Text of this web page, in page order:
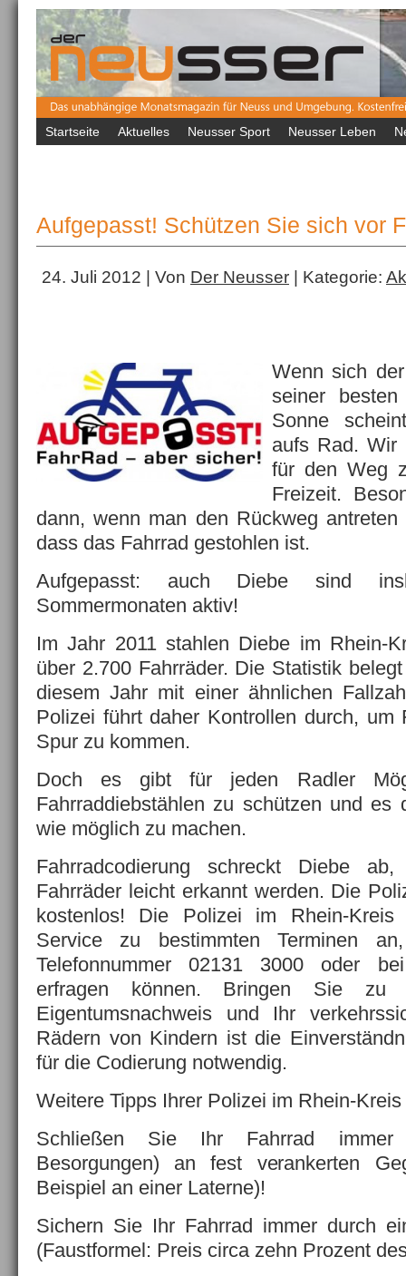
Startseite Aktuelles Neusser Sport Neusser Leben
Aufgepasst! Schützen Sie sich vor
24. Juli 2012 | Von Der Neusser | Kategorie:
Wenn sich
seiner
Sonne
aufs Rad. Wir
für den Weg
Freizeit.
dann, wenn man den Rückweg
dass das Fahrrad gestohlen ist.
Aufgepasst: auch Diebe sind
Sommermonaten aktiv!
Im Jahr 2011 stahlen Diebe im Rhein-
über 2.700 Fahrräder. Die Statistik
diesem Jahr mit einer ähnlichen
Polizei führt daher Kontrollen durch, um
Spur zu kommen.
Doch es gibt für jeden Radler
Fahrraddiebstählen zu schützen und es
wie möglich zu machen.
Fahrradcodierung schreckt Diebe
Fahrräder leicht erkannt werden. Die
kostenlos! Die Polizei im Rhein-
Service zu bestimmten Terminen
Telefonnummer 02131 3000 oder
erfragen können. Bringen Sie zu
Eigentumsnachweis und Ihr
Rädern von Kindern ist die
für die Codierung notwendig.
Weitere Tipps Ihrer Polizei im Rhein-
Schließen Sie Ihr Fahrrad
Besorgungen) an fest verankerten
Beispiel an einer Laterne)!
Sichern Sie Ihr Fahrrad immer durch
(Faustformel: Preis circa zehn Prozent